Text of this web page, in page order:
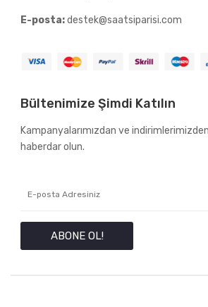
E-posta:destek@saatsiparisi.com
Bültenimize Şimdi Katılın
Kampanyalarımızdan ve
haberdar olun.
ABONE OL!